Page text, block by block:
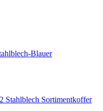
Stahlblech Sortimentkoffer